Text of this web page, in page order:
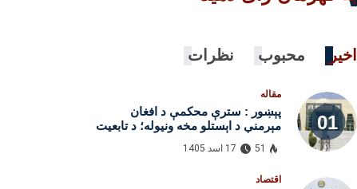
اخیر محبوب نظرات
مقاله
پېښور : سترې محکمې د افغان
مېرمنې د اېستلو مخه ونیوله؛ د تابعیت
51 17 اسد 1405
اقتصاد